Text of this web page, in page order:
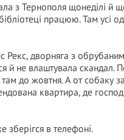
з Тернополя щонеділі й
працюю. Там усі
Рекс, дворняга з
й не влаштувала скандал.
до жовтня. А от собаку
квартира, де
зберігся в телефоні.